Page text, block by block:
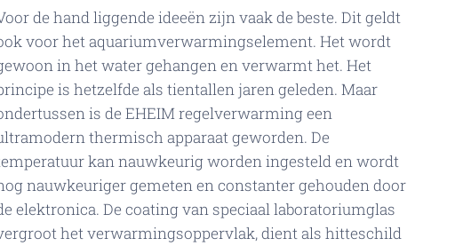
de hand liggende ideeën zijn vaak de beste. Dit geldt
voor het aquariumverwarmingselement. Het wordt
in het water gehangen en verwarmt het. Het
is hetzelfde als tientallen jaren geleden. Maar
is de EHEIM regelverwarming een
thermisch apparaat geworden. De
kan nauwkeurig worden ingesteld en wordt
nauwkeuriger gemeten en constanter gehouden door
elektronica. De coating van speciaal laboratoriumglas
het verwarmingsoppervlak, dient als hitteschild